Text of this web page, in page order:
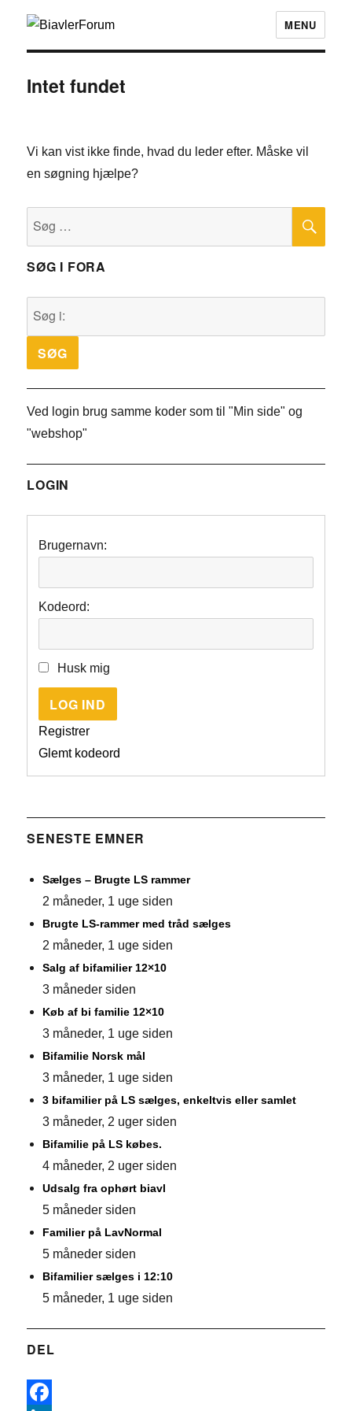
MENU
Intet fundet
Vi kan vist ikke finde, hvad du leder efter. Måske vil
en søgning hjælpe?
SØG I FORA
Ved login brug samme koder som til "Min side" og
"webshop"
LOGIN
Brugernavn:
Kodeord:
Husk mig
LOG IND
Registrer
Glemt kodeord
SENESTE EMNER
Sælges – Brugte LS rammer
2 måneder, 1 uge siden
Brugte LS-rammer med tråd sælges
2 måneder, 1 uge siden
Salg af bifamilier 12×10
3 måneder siden
Køb af bi familie 12×10
3 måneder, 1 uge siden
Bifamilie Norsk mål
3 måneder, 1 uge siden
3 bifamilier på LS sælges, enkeltvis eller samlet
3 måneder, 2 uger siden
Bifamilie på LS købes.
4 måneder, 2 uger siden
Udsalg fra ophørt biavl
5 måneder siden
Familier på LavNormal
5 måneder siden
Bifamilier sælges i 12:10
5 måneder, 1 uge siden
DEL